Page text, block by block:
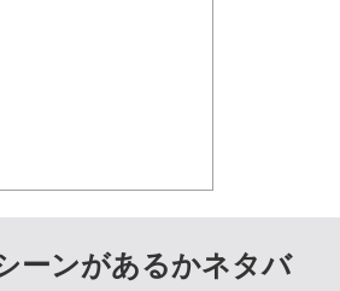
ーンがあるかネタバ